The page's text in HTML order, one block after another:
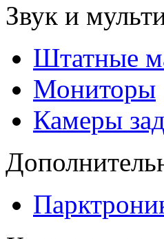
Звук и
Штатные
Мониторы
Камеры